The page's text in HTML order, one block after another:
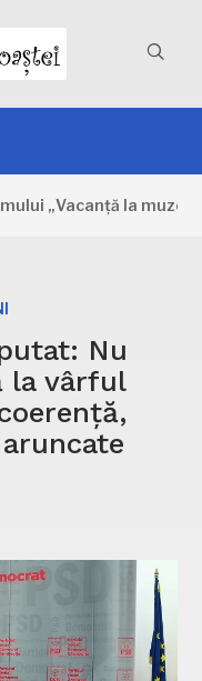
„Vacanță la muzeu”
Nu
la vârful